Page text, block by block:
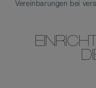
Vereinbarungen bei